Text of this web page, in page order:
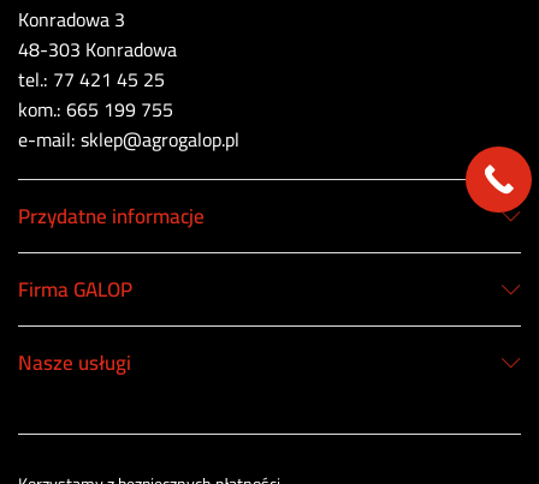
Konradowa 3
48-303 Konradowa
tel.: 77 421 45 25
kom.: 665 199 755
e-mail: sklep@agrogalop.pl
Przydatne informacje
Firma GALOP
Nasze usługi